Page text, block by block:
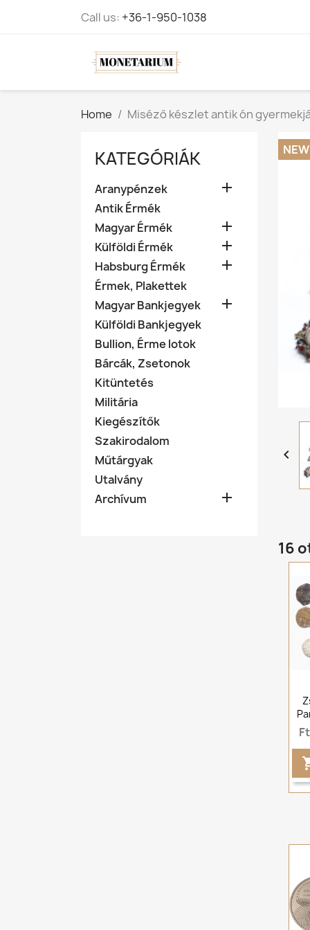
Call us: +36-1-950-1038
Home Miséző készlet antik ón
KATEGÓRIÁK
Aranypénzek 
Antik Érmék
Magyar Érmék

Külföldi Érmék 
Habsburg Érmék 
Érmek, Plakettek
Magyar Bankjegyek

Külföldi Bankjegyek
Bullion, Érme lotok
Bárcák, Zsetonok
Kitüntetés
Militária
Kiegészítők
Szakirodalom
Műtárgyak
Utalvány
Archívum

NEW

16